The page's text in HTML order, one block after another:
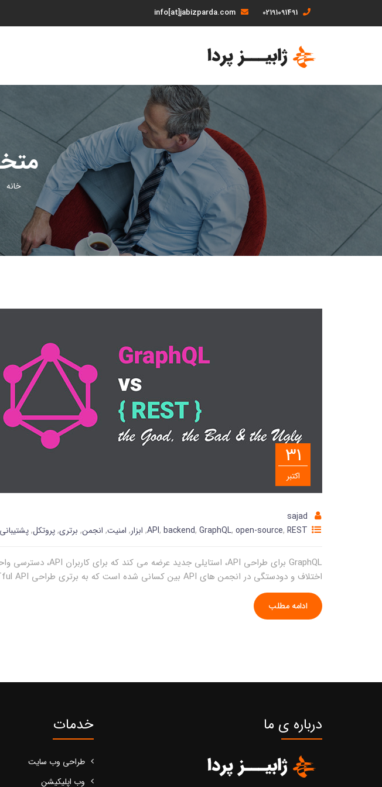
خانه
31
اکتبر
sajad
API, backend, GraphQL, open-source, REST
, ابزار, امنیت, انجمن, برتری,پروتکل,پشتیبانی
اختلاف و دودستگی در انجمن های API بین کسانی شده است که به برتری طراحی RESTful API اعتقاد دارند و کسانی که معتقدند GraphQL تنها […]
ادامه مطلب
درباره ی ما خدمات
طراحی وب سایت
وب اپلیکیشن